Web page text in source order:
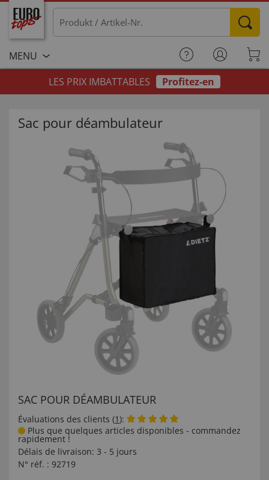
MENU
LES PRIX IMBATTABLES
Profitez-en
Sac pour déambulateur
SAC POUR DÉAMBULATEUR
Évaluations des clients (1):
Plus que quelques articles disponibles - commandez
rapidement !
Délais de livraison: 3 - 5 jours
N° réf. : 92719